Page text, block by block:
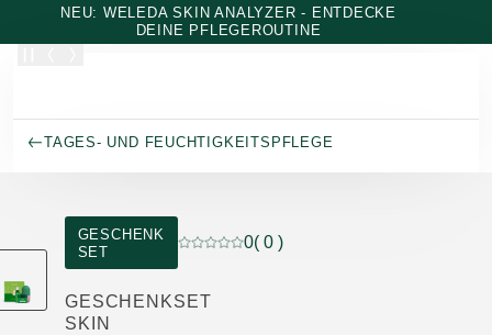
Zum Hauptinhalt wechseln
NEU: WELEDA SKIN ANALYZER - ENTDECKE
DEINE PFLEGEROUTINE
TAGES- UND FEUCHTIGKEITSPFLEGE
GESCHENK
SET
Aktuelle Bewertung: 0 von 5 Sternen
0( 0 )
GESCHENKSET
SKIN